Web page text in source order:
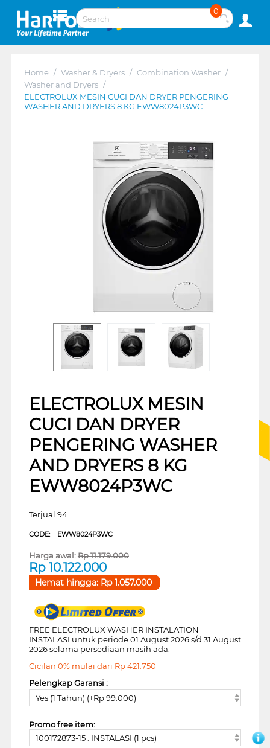
0
Home / Washer & Dryers / Combination Washer /
Washer and Dryers /
ELECTROLUX MESIN CUCI DAN DRYER PENGERING
WASHER AND DRYERS 8 KG EWW8024P3WC
ELECTROLUX MESIN
CUCI DAN DRYER
PENGERING WASHER
AND DRYERS 8 KG
EWW8024P3WC
Terjual 94
CODE: EWW8024P3WC
Harga awal:Rp11.179.000
Rp 10.122.000
Hemat hingga: Rp1.057.000
FREE ELECTROLUX WASHER INSTALATION
INSTALASI untuk periode 01 August 2026 s/d 31 August
2026 selama persediaan masih ada.
Cicilan 0% mulai dari Rp421.750
Pelengkap Garansi :
Yes (1 Tahun) (+Rp 99.000)
Promo free item:
100172873-15 : INSTALASI (1 pcs)